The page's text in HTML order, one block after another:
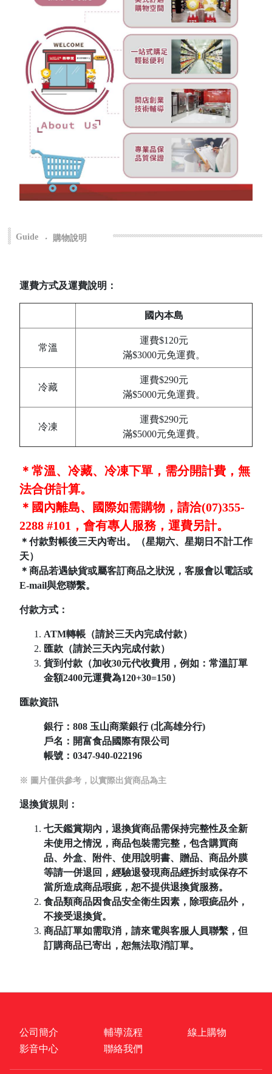
Guide ‧ 購物說明
運費方式及運費說明：
國內本島
常溫
運費$120元
滿$3000元免運費。
冷藏
運費$290元
滿$5000元免運費。
冷凍
運費$290元
滿$5000元免運費。
＊常溫、冷藏、冷凍下單，需分開計費，無
法合併計算。
＊國內離島、國際如需購物，請洽(07)355-
2288 #101，會有專人服務，運費另計。
＊付款對帳後三天內寄出。（星期六、星期日不計工作
天）
＊商品若遇缺貨或屬客訂商品之狀況，客服會以電話或
E-mail與您聯繫。
付款方式：
ATM轉帳（請於三天內完成付款）
匯款（請於三天內完成付款）
貨到付款（加收30元代收費用，例如：常溫訂單
金額2400元運費為120+30=150）
匯款資訊
銀行：808 玉山商業銀行 (北高雄分行)
戶名：開富食品國際有限公司
帳號： 0347-940-022196
※ 圖片僅供參考，以實際出貨商品為主
退換貨規則：
七天鑑賞期內，退換貨商品需保持完整性及全新
未使用之情況，商品包裝需完整，包含購買商
品、外盒、附件、使用說明書、贈品、商品外膜
等請一併退回，經驗退發現商品經拆封或保存不
當所造成商品瑕疵，恕不提供退換貨服務。
食品類商品因食品安全衛生因素，除瑕疵品外，
不接受退換貨。
商品訂單如需取消，請來電與客服人員聯繫，但
訂購商品已寄出，恕無法取消訂單。
公司簡介 輔導流程
線上購物
影音中心
聯絡我們